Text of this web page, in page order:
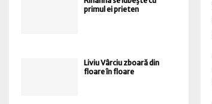
primul ei prieten
Liviu Vârciu zboară din
floare în floare